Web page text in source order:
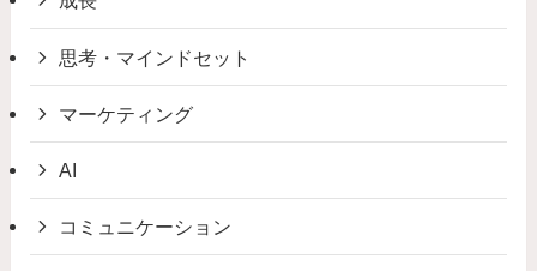
思考・マインドセット
マーケティング
AI
コミュニケーション